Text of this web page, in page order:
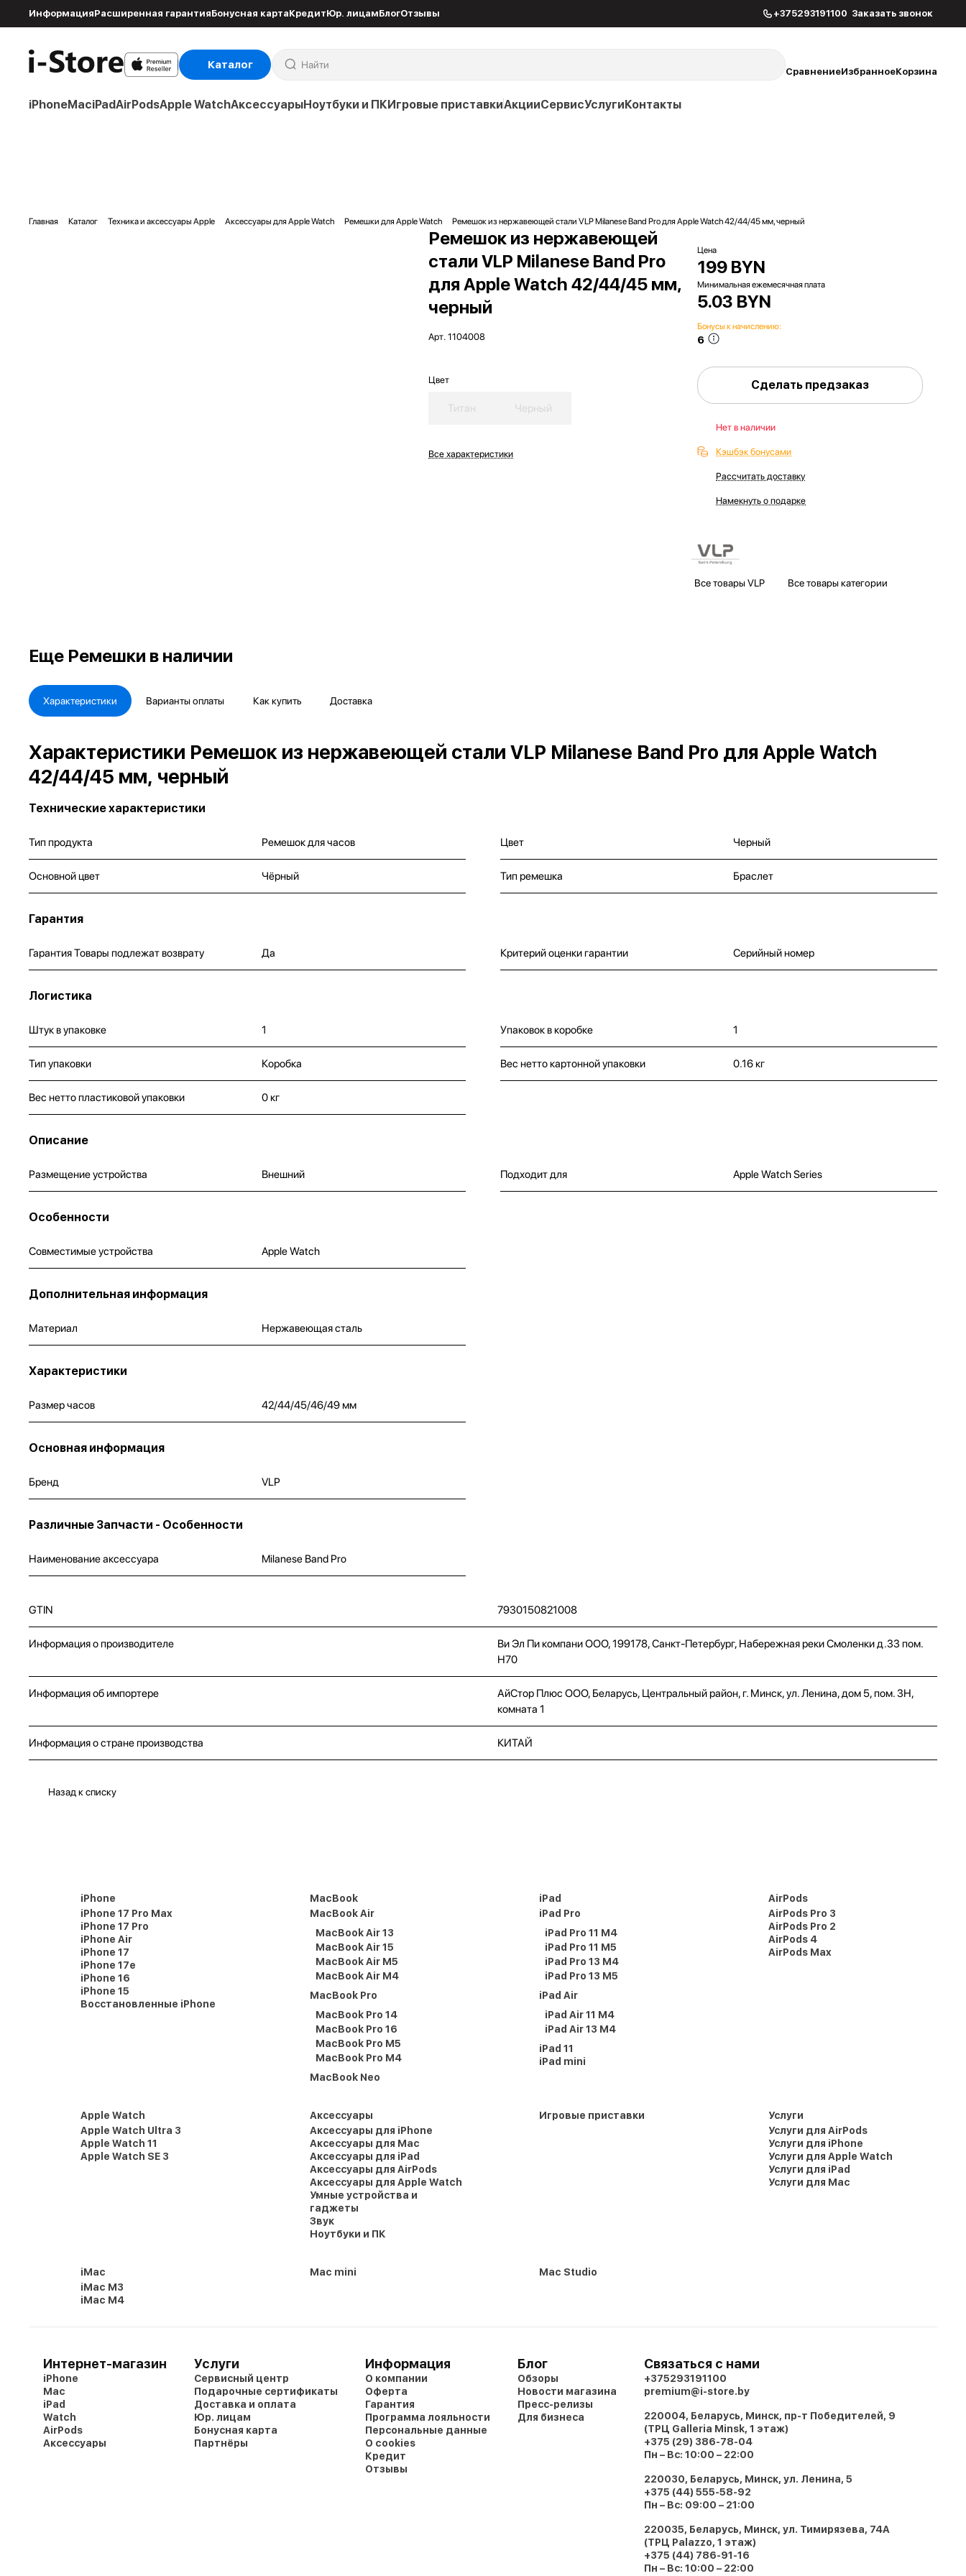
ИнформацияРасширенная гарантияБонусная картаКредитЮр. лицамБлогОтзывы +375293191100 Заказать звонок
Каталог
СравнениеИзбранноеКорзина
iPhoneMaciPadAirPodsApple WatchАксессуарыНоутбуки и ПКИгровые приставкиАкцииСервисУслугиКонтакты
Главная Каталог Техника и аксессуары Apple Аксессуары для Apple Watch Ремешки для Apple Watch Ремешок из нержавеющей стали VLP Milanese Band Pro для Apple Watch 42/44/45 мм, черный
Ремешок из нержавеющей
стали VLP Milanese Band Pro
для Apple Watch 42/44/45 мм,
черный
Арт.1104008
Цвет
Титан Черный
Все характеристики
Цена
199 BYN
Минимальная ежемесячная плата
5.03 BYN
Бонусы к начислению:
6
Сделать предзаказ
Нет в наличии
Кэшбэк бонусами
Рассчитать доставку
Намекнуть о подарке
Все товары VLP Все товары категории
Еще Ремешки в наличии
Характеристики Варианты оплаты Как купить Доставка
Характеристики Ремешок из нержавеющей стали VLP Milanese Band Pro для Apple Watch
42/44/45 мм, черный
Технические характеристики
Тип продукта Ремешок для часов Цвет Черный
Основной цвет Чёрный Тип ремешка Браслет
Гарантия
Гарантия Товары подлежат возврату Да Критерий оценки гарантии Серийный номер
Логистика
Штук в упаковке 1 Упаковок в коробке 1
Тип упаковки Коробка Вес нетто картонной упаковки 0.16 кг
Вес нетто пластиковой упаковки 0 кг
Описание
Размещение устройства Внешний Подходит для Apple Watch Series
Особенности
Совместимые устройства Apple Watch
Дополнительная информация
Материал Нержавеющая сталь
Характеристики
Размер часов 42/44/45/46/49 мм
Основная информация
Бренд VLP
Различные Запчасти - Особенности
Наименование аксессуара Milanese Band Pro
GTIN 7930150821008
Информация о производителе
Ви Эл Пи компани ООО, 199178, Санкт-Петербург, Набережная реки Смоленки д.33 пом.
Н70
Информация об импортере
АйСтор Плюс ООО, Беларусь, Центральный район, г. Минск, ул. Ленина, дом 5, пом. 3Н,
комната 1
Информация о стране производства КИТАЙ
Назад к списку
iPhone
iPhone 17 Pro Max
iPhone 17 Pro
iPhone Air
iPhone 17
iPhone 17e
iPhone 16
iPhone 15
Восстановленные iPhone
MacBook
MacBook Air
MacBook Air 13
MacBook Air 15
MacBook Air M5
MacBook Air M4
MacBook Pro
MacBook Pro 14
MacBook Pro 16
MacBook Pro M5
MacBook Pro M4
MacBook Neo
iPad
iPad Pro
iPad Pro 11 M4
iPad Pro 11 M5
iPad Pro 13 M4
iPad Pro 13 M5
iPad Air
iPad Air 11 M4
iPad Air 13 M4
iPad 11
iPad mini
AirPods
AirPods Pro 3
AirPods Pro 2
AirPods 4
AirPods Max
Apple Watch
Apple Watch Ultra 3
Apple Watch 11
Apple Watch SE 3
Аксессуары
Аксессуары для iPhone
Аксессуары для Mac
Аксессуары для iPad
Аксессуары для AirPods
Аксессуары для Apple Watch
Умные устройства и
гаджеты
Звук
Ноутбуки и ПК
Игровые приставки
Услуги
Услуги для AirPods
Услуги для iPhone
Услуги для Apple Watch
Услуги для iPad
Услуги для Mac
iMac
iMac M3
iMac M4
Mac mini Mac Studio
Интернет-магазин
iPhone
Mac
iPad
Watch
AirPods
Аксессуары
Услуги
Сервисный центр
Подарочные сертификаты
Доставка и оплата
Юр. лицам
Бонусная карта
Партнёры
Информация
О компании
Оферта
Гарантия
Программа лояльности
Персональные данные
О cookies
Кредит
Отзывы
Блог
Обзоры
Новости магазина
Пресс-релизы
Для бизнеса
Связаться с нами
+375293191100
premium@i-store.by
220004, Беларусь, Минск, пр-т Победителей, 9
(ТРЦ Galleria Minsk, 1 этаж)
+375 (29) 386-78-04
Пн – Вс: 10:00 – 22:00
220030, Беларусь, Минск, ул. Ленина, 5
+375 (44) 555-58-92
Пн – Вс: 09:00 – 21:00
220035, Беларусь, Минск, ул. Тимирязева, 74A
(ТРЦ Palazzo, 1 этаж)
+375 (44) 786-91-16
Пн – Вс: 10:00 – 22:00